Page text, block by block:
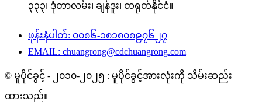
၃၃၃၊ ဒုံတာလမ်း၊ ချန်ဒူး၊ တရုတ်နိုင်ငံ။
ဖုန်းနံပါတ်: ၀၀၈၆-၁၈၁၈၀၈၉၇၆၂၇
EMAIL: chuangrong@cdchuangrong.com
© မူပိုင်ခွင့် - ၂၀၁၀-၂၀၂၅ : မူပိုင်ခွင့်အားလုံးကို သိမ်းဆည်း
ထားသည်။